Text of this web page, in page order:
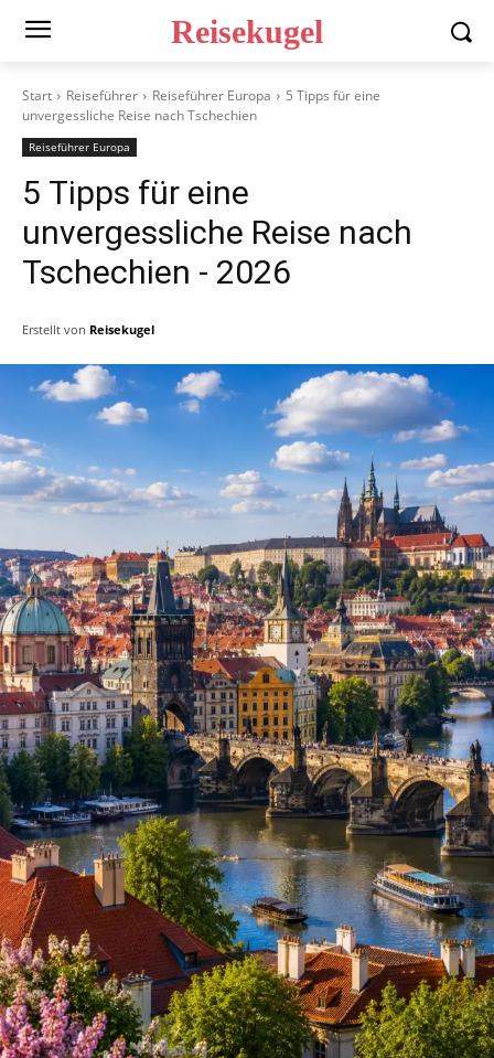
Reisekugel
Start Reiseführer Reiseführer Europa
5 Tipps für eine
unvergessliche Reise nach Tschechien
Reiseführer Europa
5 Tipps für eine
unvergessliche Reise nach
Tschechien - 2026
Erstellt von Reisekugel